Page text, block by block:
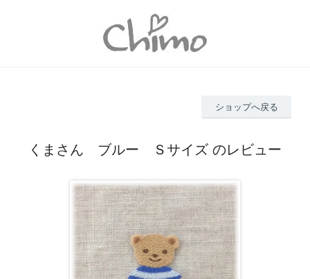
ショップへ戻る
くまさん ブルー Ｓサイズ のレビュー